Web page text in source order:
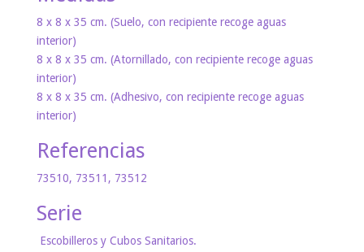
8 x 8 x 35 cm. (Suelo, con recipiente recoge aguas
interior)
8 x 8 x 35 cm. (Atornillado, con recipiente recoge aguas
interior)
8 x 8 x 35 cm. (Adhesivo, con recipiente recoge aguas
interior)
Referencias
73510, 73511, 73512
Serie
Escobilleros y Cubos Sanitarios.